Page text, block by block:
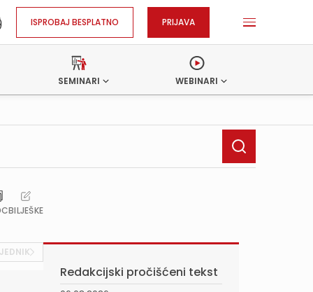
ISPROBAJ BESPLATNO PRIJAVA
SEMINARI WEBINARI
BILJEŠKE
Redakcijski pročišćeni tekst